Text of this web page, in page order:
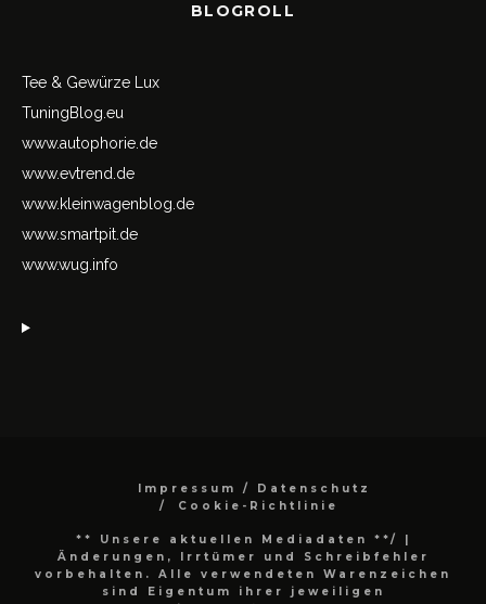
BLOGROLL
Tee & Gewürze Lux
TuningBlog.eu
www.autophorie.de
www.evtrend.de
www.kleinwagenblog.de
www.smartpit.de
www.wug.info
Impressum / Datenschutz
Cookie-Richtlinie
** Unsere aktuellen Mediadaten **/
|
Änderungen, Irrtümer und Schreibfehler
vorbehalten. Alle verwendeten Warenzeichen
sind Eigentum ihrer jeweiligen